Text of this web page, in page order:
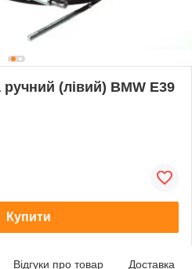
(лівий) BMW E39
Купити
Відгуки про товар Доставка